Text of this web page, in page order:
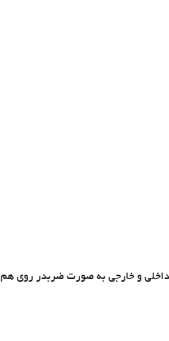
داخلی و خارجی به صورت ضربدر روی هم